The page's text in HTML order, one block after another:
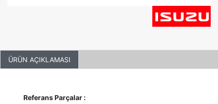
ÜRÜN AÇIKLAMASI
Referans Parçalar :